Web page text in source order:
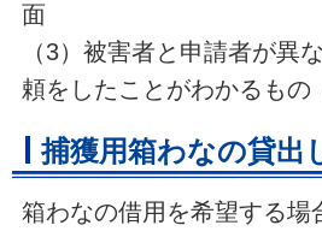
面
（3）被害者と申請者が異
頼をしたことがわかるもの
捕獲用箱わなの貸出
箱わなの借用を希望する場